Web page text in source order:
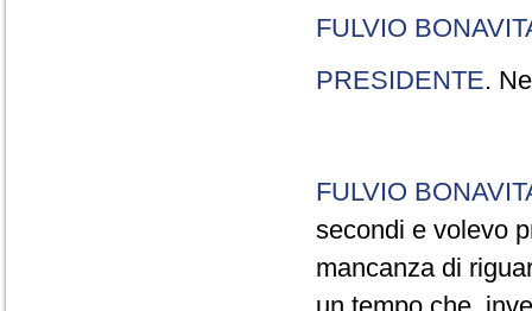
FULVIO
PRESIDENTE.
FULVIO
secondi e volevo
mancanza di